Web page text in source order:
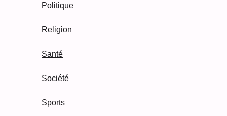
Politique
Religion
Santé
Société
Sports